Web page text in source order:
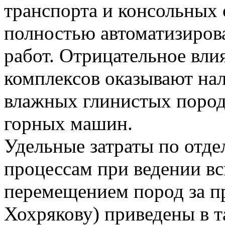
транспорта и консольных
полностью
работ. Отрицательное
комплексов оказывают
влажных глинистых
горных машин.
Удельные затраты по
процессам при ведении
перемещением пород за
Хохрякову) приведены в